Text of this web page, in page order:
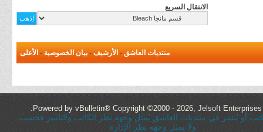
الانتقال السريع
منتديات العاشق - الأرشيف - بيان الخصوصية - الأعلى
Powered by vBulletin® Copyright ©2000 - 2026, Jelsoft Enterprises
أو يُنشر في منتديات العاشق يُمثل وجهة نظر الكاتب والناشر فحسب،
ولا يمثل وجهه نظر الإدارة